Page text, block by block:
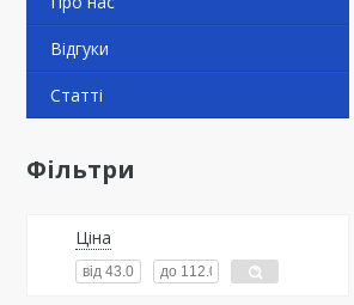
Відгуки
Статті
Фільтри
Ціна